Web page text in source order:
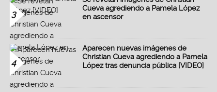
3
Cueva agrediendo a Pamela López
en ascensor
4
Aparecen nuevas imágenes de
Christian Cueva agrediendo a Pamela
López tras denuncia pública [VIDEO]